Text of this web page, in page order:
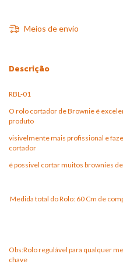
Meios de envio
Descrição
RBL-01
O rolo cortador de Brownie é
produto
visivelmente mais profissional e
cortador
é possivel cortar muitos brownies
Medida total do Rolo: 60 Cm de
Obs:Rolo regulável para qualquer
chave